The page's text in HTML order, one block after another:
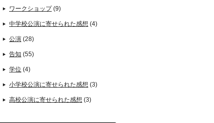
ワークショップ(9)
中学校公演に寄せられた感想 (4)
公演 (28)
告知 (55)
学位 (4)
小学校公演に寄せられた感想 (3)
高校公演に寄せられた感想 (3)